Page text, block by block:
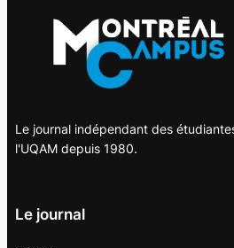
Le journal indépendant des
l'UQAM depuis 1980.
Le journal